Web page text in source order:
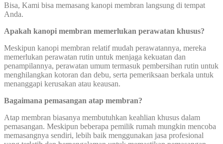
Bisa, Kami bisa memasang kanopi membran langsung di tempat
Anda.
Apakah kanopi membran memerlukan perawatan khusus?
Meskipun kanopi membran relatif mudah perawatannya, mereka
memerlukan perawatan rutin untuk menjaga kekuatan dan
penampilannya, perawatan umum termasuk pembersihan rutin untuk
menghilangkan kotoran dan debu, serta pemeriksaan berkala untuk
menanggapi kerusakan atau keausan.
Bagaimana pemasangan atap membran?
Atap membran biasanya membutuhkan keahlian khusus dalam
pemasangan. Meskipun beberapa pemilik rumah mungkin mencoba
memasangnya sendiri, lebih baik menggunakan jasa profesional